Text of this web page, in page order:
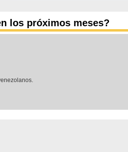
los próximos meses?